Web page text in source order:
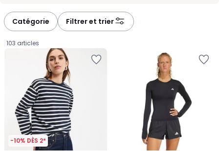
Catégorie Filtrer et trier
103 articles
-10% DÈS 2*